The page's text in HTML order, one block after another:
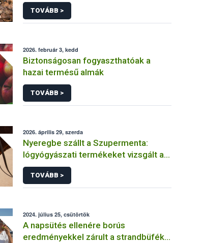
TOVÁBB >
2026. február 3, kedd
Biztonságosan fogyaszthatóak a
hazai termésű almák
TOVÁBB >
2026. április 29, szerda
Nyeregbe szállt a Szupermenta:
lógyógyászati termékeket vizsgált a
Nébih
TOVÁBB >
2024. július 25, csütörtök
A napsütés ellenére borús
eredményekkel zárult a strandbüfék